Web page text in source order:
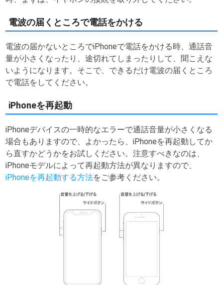
電波の届くところで電話をかける
電波の届かないところでiPhoneで電話をかける時、通話音
量が小さくなったり、途切れてしまったりして、聞こえな
いようになります。そこで、できるだけ電波の届くところ
で電話をしてください。
iPhoneを再起動
iPhoneデバイスの一時的なエラーで通話音量が小さくなる
場合もありますので、よかったら、iPhoneを再起動してか
ら直すかどうかをお試しください。注意すべきなのは、
iPhoneモデルによって再起動方法が異なりますので、
iPhoneを再起動する方法をご参考ください。